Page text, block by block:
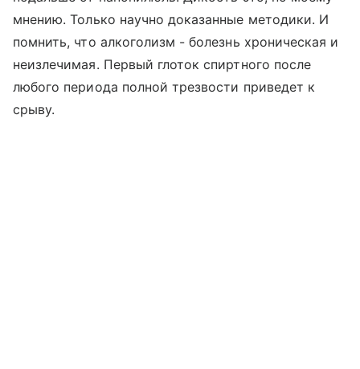
мнению. Только научно доказанные методики. И
помнить, что алкоголизм - болезнь хроническая и
неизлечимая. Первый глоток спиртного после
любого периода полной трезвости приведет к
срыву.